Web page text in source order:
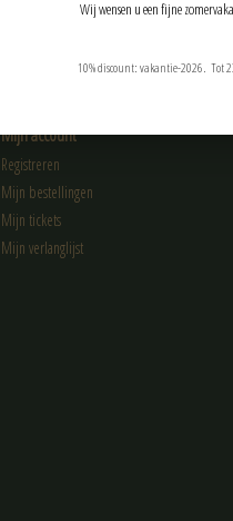
Mijn account
Registreren
Mijn bestellingen
Mijn tickets
Mijn verlanglijst
Wij wensen u een fijne
10% discount: vakantie-2026. Tot